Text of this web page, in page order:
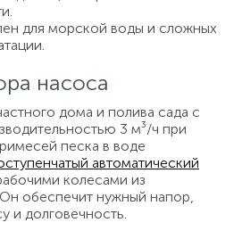
для морской воды и сложных
насоса
дома и полива сада с
3 м³/ч при
песка в воде
автоматический
колесами из
обеспечит нужный напор,
и долговечность.